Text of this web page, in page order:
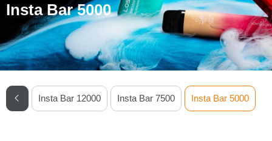
Insta Bar 5000
Insta Bar 12000 Insta Bar 7500 Insta Bar 5000